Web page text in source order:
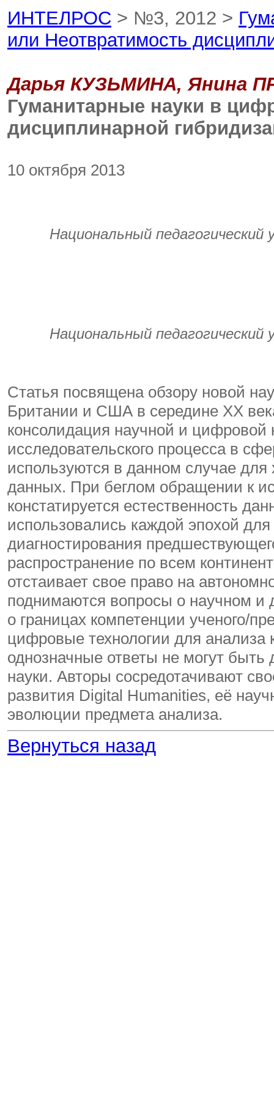
ИНТЕЛРОС > №3, 2012 >
или Неотвратимость
Дарья КУЗЬМИНА, Янина
Гуманитарные науки в
дисциплинарной
10 октября 2013
Национальный
Национальный
Статья посвящена обзору новой
Британии и США в середине ХХ
консолидация научной и цифровой
исследовательского процесса в
используются в данном случае
данных. При беглом обращении к
констатируется естественность
использовались каждой эпохой
диагностирования
распространение по всем
отстаивает свое право на
поднимаются вопросы о научном и
о границах компетенции ученого/
цифровые технологии для анализа
однозначные ответы не могут
науки. Авторы сосредотачивают
развития Digital Humanities, её
эволюции предмета анализа.
Вернуться назад